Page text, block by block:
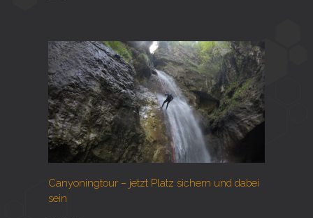
Canyoningtour – jetzt Platz sichern und dabei
sein